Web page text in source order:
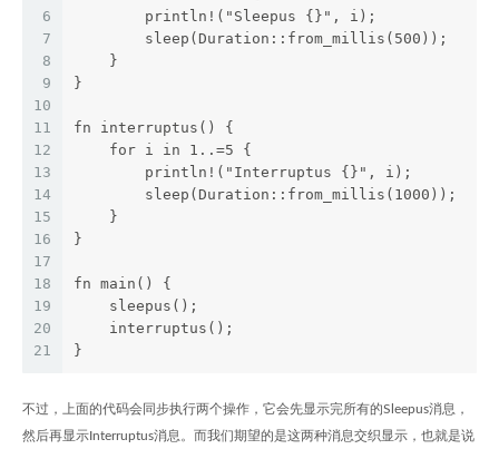
6
7
8
9
10
11
12
13
14
15
16
17
18
19
20
21
        println!("Sleepus {}", i);
        sleep(Duration::from_millis(500));
    }
}
fn interruptus() {
    for i in 1..=5 {
        println!("Interruptus {}", i);
        sleep(Duration::from_millis(1000));
    }
}
fn main() {
    sleepus();
    interruptus();
}
不过，上面的代码会同步执行两个操作，它会先显示完所有的Sleepus消息，
然后再显示Interruptus消息。而我们期望的是这两种消息交织显示，也就是说